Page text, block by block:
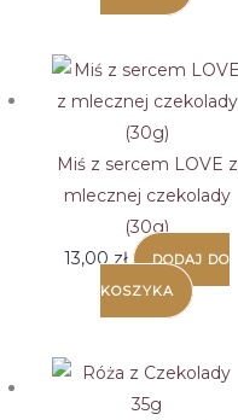
Miś z sercem LOVE z
mlecznej czekolady
(30g)
13,00 zł
DODAJ DO
KOSZYKA